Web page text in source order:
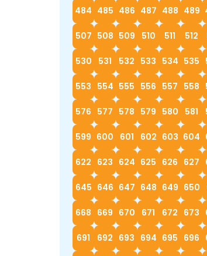
484 485 486 487 488 489
507 508 509 510 511 512
530 531 532 533 534 535
553 554 555 556 557 558
576 577 578 579 580 581
599 600 601 602 603 604
622 623 624 625 626 627
645 646 647 648 649 650
668 669 670 671 672 673
691 692 693 694 695 696